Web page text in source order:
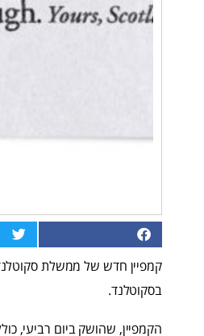
קמפיין חדש של ממשלת סקוטלנד
בסקוטלנד.
הקמפיין, שהושק ביום רביעי,